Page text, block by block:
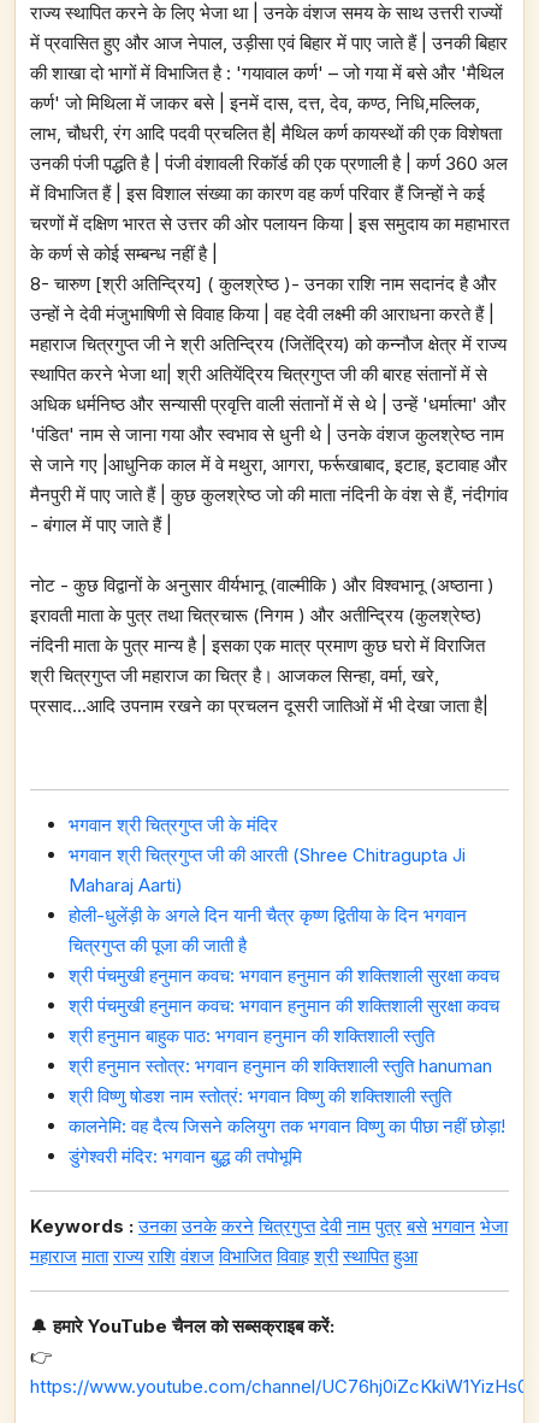
राज्य स्थापित करने के लिए भेजा था | उनके वंशज समय के साथ उत्तरी राज्यों
में प्रवासित हुए और आज नेपाल, उड़ीसा एवं बिहार में पाए जाते हैं | उनकी बिहार
की शाखा दो भागों में विभाजित है : 'गयावाल कर्ण' – जो गया में बसे और 'मैथिल
कर्ण' जो मिथिला में जाकर बसे | इनमें दास, दत्त, देव, कण्ठ, निधि,मल्लिक,
लाभ, चौधरी, रंग आदि पदवी प्रचलित है| मैथिल कर्ण कायस्थों की एक विशेषता
उनकी पंजी पद्धति है | पंजी वंशावली रिकॉर्ड की एक प्रणाली है | कर्ण 360 अल
में विभाजित हैं | इस विशाल संख्या का कारण वह कर्ण परिवार हैं जिन्हों ने कई
चरणों में दक्षिण भारत से उत्तर की ओर पलायन किया | इस समुदाय का महाभारत
के कर्ण से कोई सम्बन्ध नहीं है |
8- चारुण [श्री अतिन्द्रिय] ( कुलश्रेष्ठ )- उनका राशि नाम सदानंद है और
उन्हों ने देवी मंजुभाषिणी से विवाह किया | वह देवी लक्ष्मी की आराधना करते हैं |
महाराज चित्रगुप्त जी ने श्री अतिन्द्रिय (जितेंद्रिय) को कन्नौज क्षेत्र में राज्य
स्थापित करने भेजा था| श्री अतियेंद्रिय चित्रगुप्त जी की बारह संतानों में से
अधिक धर्मनिष्ठ और सन्यासी प्रवृत्ति वाली संतानों में से थे | उन्हें 'धर्मात्मा' और
'पंडित' नाम से जाना गया और स्वभाव से धुनी थे | उनके वंशज कुलश्रेष्ठ नाम
से जाने गए |आधुनिक काल में वे मथुरा, आगरा, फर्रूखाबाद, इटाह, इटावाह और
मैनपुरी में पाए जाते हैं | कुछ कुलश्रेष्ठ जो की माता नंदिनी के वंश से हैं, नंदीगांव
- बंगाल में पाए जाते हैं |
नोट - कुछ विद्वानों के अनुसार वीर्यभानू (वाल्मीकि ) और विश्वभानू (अष्ठाना )
इरावती माता के पुत्र तथा चित्रचारू (निगम ) और अतीन्द्रिय (कुलश्रेष्ठ)
नंदिनी माता के पुत्र मान्य है | इसका एक मात्र प्रमाण कुछ घरो में विराजित
श्री चित्रगुप्त जी महाराज का चित्र है। आजकल सिन्हा, वर्मा, खरे,
प्रसाद...आदि उपनाम रखने का प्रचलन दूसरी जातिओं में भी देखा जाता है|
भगवान श्री चित्रगुप्त जी के मंदिर
भगवान श्री चित्रगुप्त जी की आरती (Shree Chitragupta Ji
Maharaj Aarti)
होली-धुलेंड़ी के अगले दिन यानी चैत्र कृष्ण द्वितीया के दिन भगवान
चित्रगुप्त की पूजा की जाती है
श्री पंचमुखी हनुमान कवच: भगवान हनुमान की शक्तिशाली सुरक्षा कवच
श्री पंचमुखी हनुमान कवच: भगवान हनुमान की शक्तिशाली सुरक्षा कवच
श्री हनुमान बाहुक पाठ: भगवान हनुमान की शक्तिशाली स्तुति
श्री हनुमान स्तोत्र: भगवान हनुमान की शक्तिशाली स्तुति hanuman
श्री विष्णु षोडश नाम स्तोत्रं: भगवान विष्णु की शक्तिशाली स्तुति
कालनेमि: वह दैत्य जिसने कलियुग तक भगवान विष्णु का पीछा नहीं छोड़ा!
डुंगेश्वरी मंदिर: भगवान बुद्ध की तपोभूमि
Keywords :उनका उनके करने चित्रगुप्त देवी नाम पुत्र बसे भगवान भेजा
महाराज माता राज्य राशि वंशज विभाजित विवाह श्री स्थापित हुआ
🔔हमारे YouTube चैनल को सब्सक्राइब करें:
👉
https://www.youtube.com/channel/